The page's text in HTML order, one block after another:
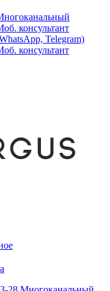
консультант
Telegram)
консультант